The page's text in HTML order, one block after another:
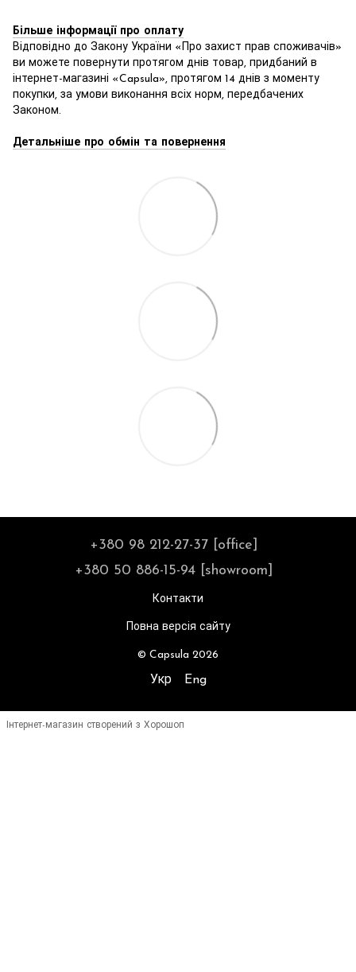
Більше інформації про оплату
Відповідно до Закону України «Про захист прав споживачів»
ви можете повернути протягом днів товар, придбаний в
інтернет-магазині «Capsula», протягом 14 днів з моменту
покупки, за умови виконання всіх норм, передбачених
Законом.
Детальніше про обмін та повернення
+380 98 212-27-37 [office]
+380 50 886-15-94 [showroom]
Контакти
Повна версія сайту
© Capsula 2026
Укр Eng
Інтернет-магазин створений з Хорошоп